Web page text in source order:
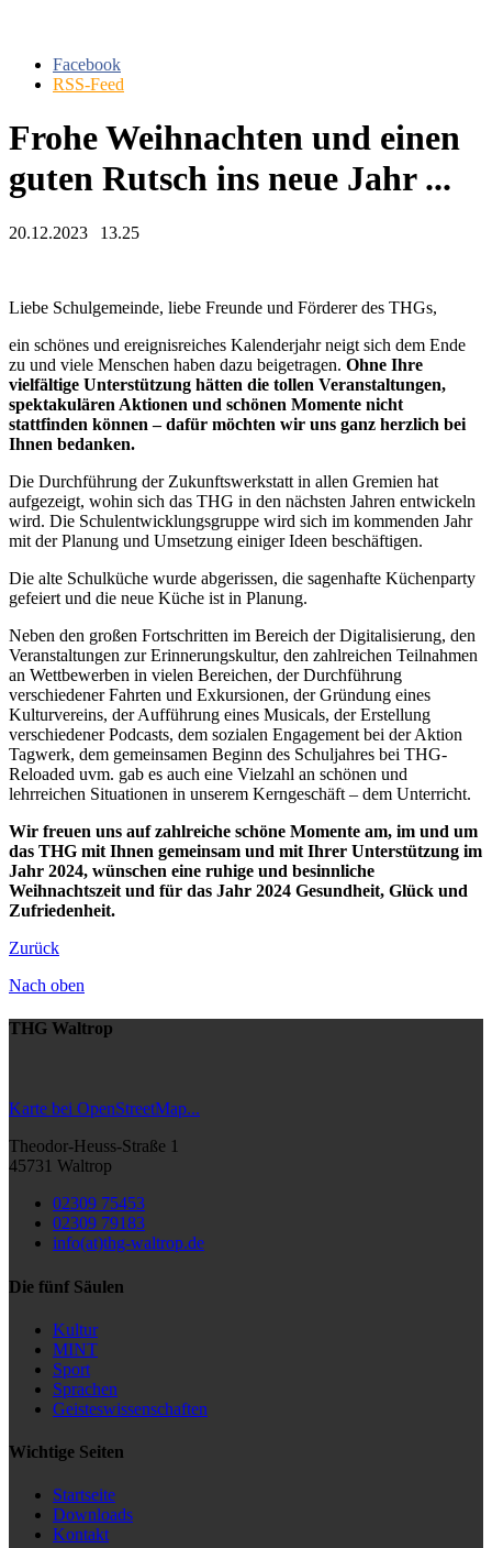
Facebook
RSS-Feed
Frohe Weihnachten und einen
guten Rutsch ins neue Jahr ...
20.12.2023 13.25
Liebe Schulgemeinde, liebe Freunde und Förderer des THGs,
ein schönes und ereignisreiches Kalenderjahr neigt sich dem Ende
zu und viele Menschen haben dazu beigetragen. Ohne Ihre
vielfältige Unterstützung hätten die tollen Veranstaltungen,
spektakulären Aktionen und schönen Momente nicht
stattfinden können – dafür möchten wir uns ganz herzlich bei
Ihnen bedanken.
Die Durchführung der Zukunftswerkstatt in allen Gremien hat
aufgezeigt, wohin sich das THG in den nächsten Jahren entwickeln
wird. Die Schulentwicklungsgruppe wird sich im kommenden Jahr
mit der Planung und Umsetzung einiger Ideen beschäftigen.
Die alte Schulküche wurde abgerissen, die sagenhafte Küchenparty
gefeiert und die neue Küche ist in Planung.
Neben den großen Fortschritten im Bereich der Digitalisierung, den
Veranstaltungen zur Erinnerungskultur, den zahlreichen Teilnahmen
an Wettbewerben in vielen Bereichen, der Durchführung
verschiedener Fahrten und Exkursionen, der Gründung eines
Kulturvereins, der Aufführung eines Musicals, der Erstellung
verschiedener Podcasts, dem sozialen Engagement bei der Aktion
Tagwerk, dem gemeinsamen Beginn des Schuljahres bei THG-
Reloaded uvm. gab es auch eine Vielzahl an schönen und
lehrreichen Situationen in unserem Kerngeschäft – dem Unterricht.
Wir freuen uns auf zahlreiche schöne Momente am, im und um
das THG mit Ihnen gemeinsam und mit Ihrer Unterstützung im
Jahr 2024, wünschen eine ruhige und besinnliche
Weihnachtszeit und für das Jahr 2024 Gesundheit, Glück und
Zufriedenheit.
Zurück
Nach oben
THG Waltrop
Karte bei OpenStreetMap...
Theodor-Heuss-Straße 1
45731 Waltrop
02309 75453
02309 79183
info(at)thg-waltrop.de
Die fünf Säulen
Kultur
MINT
Sport
Sprachen
Geisteswissenschaften
Wichtige Seiten
Startseite
Downloads
Kontakt